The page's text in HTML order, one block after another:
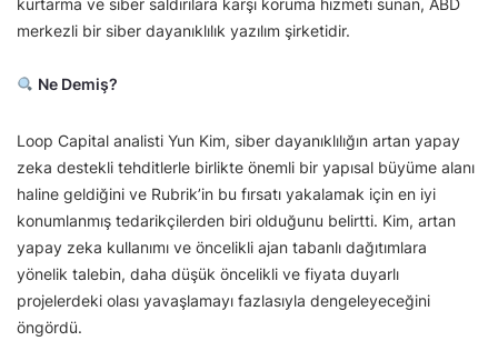
kurtarma ve siber saldırılara karşı koruma hizmeti sunan, ABD
merkezli bir siber dayanıklılık yazılım şirketidir.
Ne Demiş?
Loop Capital analisti Yun Kim, siber dayanıklılığın artan yapay
zeka destekli tehditlerle birlikte önemli bir yapısal büyüme alanı
haline geldiğini ve Rubrik’in bu fırsatı yakalamak için en iyi
konumlanmış tedarikçilerden biri olduğunu belirtti. Kim, artan
yapay zeka kullanımı ve öncelikli ajan tabanlı dağıtımlara
yönelik talebin, daha düşük öncelikli ve fiyata duyarlı
projelerdeki olası yavaşlamayı fazlasıyla dengeleyeceğini
öngördü.